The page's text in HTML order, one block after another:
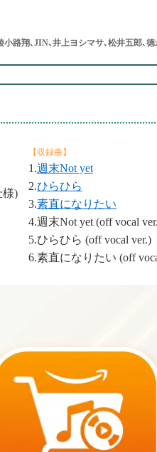
路翔､JIN､井上ヨシマサ､松井五郎､
【収録曲】
1.週末Not yet
2.ひらひら
3.素直になりたい
4.週末Not yet (off vocal
5.ひらひら (off vocal ver.)
6.素直になりたい (off
様)